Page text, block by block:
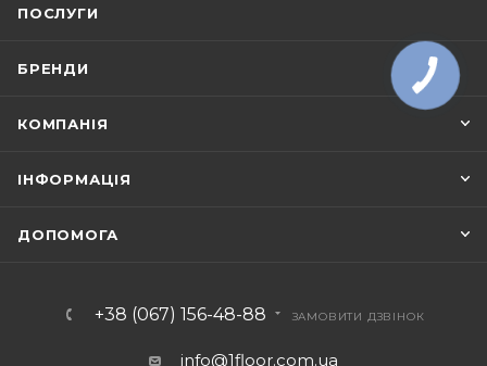
ПОСЛУГИ
БРЕНДИ
КОМПАНІЯ
ІНФОРМАЦІЯ
ДОПОМОГА
+38 (067) 156-48-88 ЗАМОВИТИ ДЗВІНОК
info@1floor.com.ua